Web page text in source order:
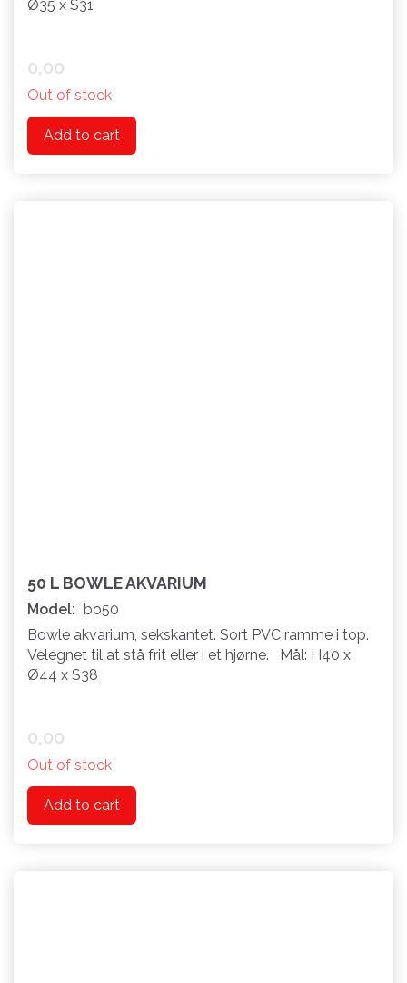
Ø35 x S31
0,00
Out of stock
Add to cart
50 L BOWLE AKVARIUM
Model:
bo50
Bowle akvarium, sekskantet. Sort PVC ramme i top.
Velegnet til at stå frit eller i et hjørne. Mål: H40 x
Ø44 x S38
0,00
Out of stock
Add to cart